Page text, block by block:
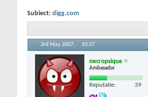
Subiect: digg.com
3rd May 2007, 10:37
necropsique
Ambasador
Reputatie: 39